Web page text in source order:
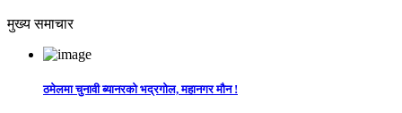
मुख्य समाचार
ठमेलमा चुनावी ब्यानरको भद्रगोल, महानगर मौन !